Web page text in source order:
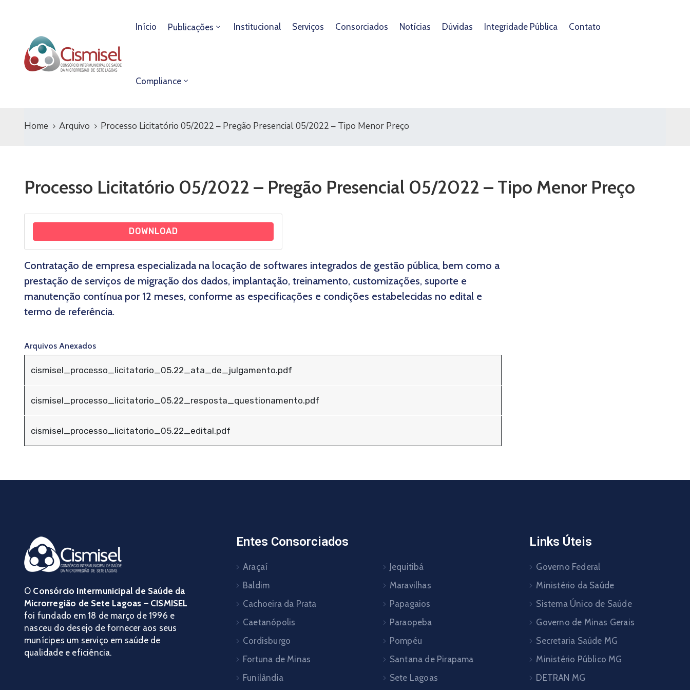
Início Publicações Institucional Serviços Consorciados Notícias Dúvidas Integridade Pública Contato
Compliance
Home Arquivo Processo Licitatório 05/2022 – Pregão Presencial 05/2022 – Tipo Menor Preço
Processo Licitatório 05/2022 – Pregão Presencial 05/2022 – Tipo Menor Preço
DOWNLOAD
Contratação de empresa especializada na locação de softwares integrados de gestão pública, bem como a
prestação de serviços de migração dos dados, implantação, treinamento, customizações, suporte e
manutenção contínua por 12 meses, conforme as especificações e condições estabelecidas no edital e
termo de referência.
Arquivos Anexados
cismisel_processo_licitatorio_05.22_ata_de_julgamento.pdf
cismisel_processo_licitatorio_05.22_resposta_questionamento.pdf
cismisel_processo_licitatorio_05.22_edital.pdf
O Consórcio Intermunicipal de Saúde da
Microrregião de Sete Lagoas – CISMISEL
foi fundado em 18 de março de 1996 e
nasceu do desejo de fornecer aos seus
munícipes um serviço em saúde de
qualidade e eficiência.
Entes Consorciados
Araçaí
Baldim
Cachoeira da Prata
Caetanópolis
Cordisburgo
Fortuna de Minas
Funilândia
Jequitibá
Maravilhas
Papagaios
Paraopeba
Pompéu
Santana de Pirapama
Sete Lagoas
Links Úteis
Governo Federal
Ministério da Saúde
Sistema Único de Saúde
Governo de Minas Gerais
Secretaria Saúde MG
Ministério Público MG
DETRAN MG